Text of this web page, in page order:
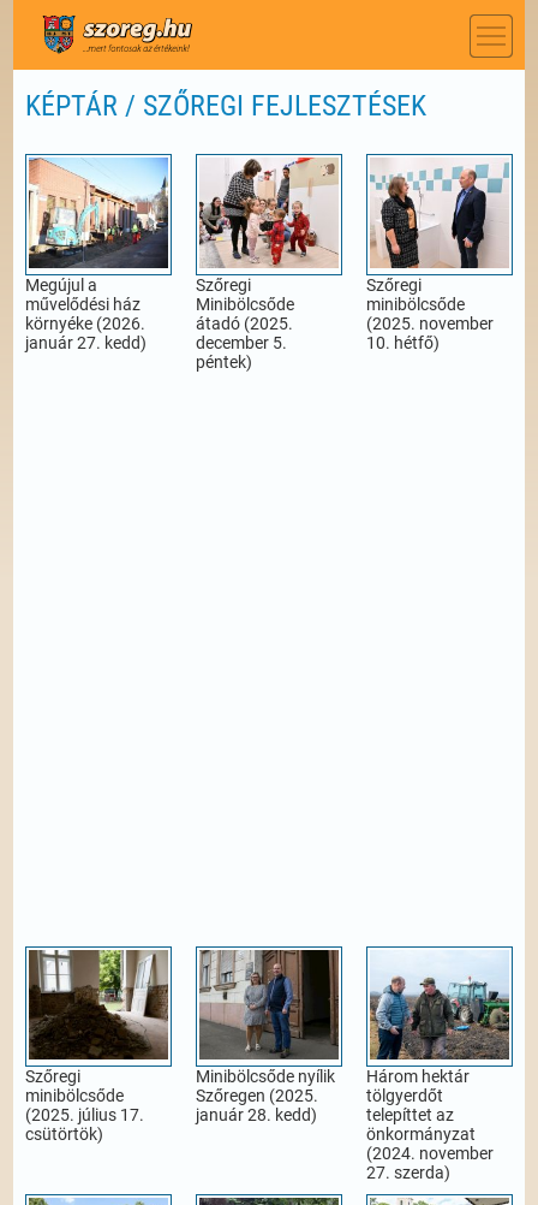
KÉPTÁR / SZŐREGI FEJLESZTÉSEK
Megújul a
művelődési ház
környéke (2026.
január 27. kedd)
Szőregi
Minibölcsőde
átadó (2025.
december 5.
péntek)
Szőregi
minibölcsőde
(2025. november
10. hétfő)
Szőregi
minibölcsőde
(2025. július 17.
csütörtök)
Minibölcsőde nyílik
Szőregen (2025.
január 28. kedd)
Három hektár
tölgyerdőt
telepíttet az
önkormányzat
(2024. november
27. szerda)